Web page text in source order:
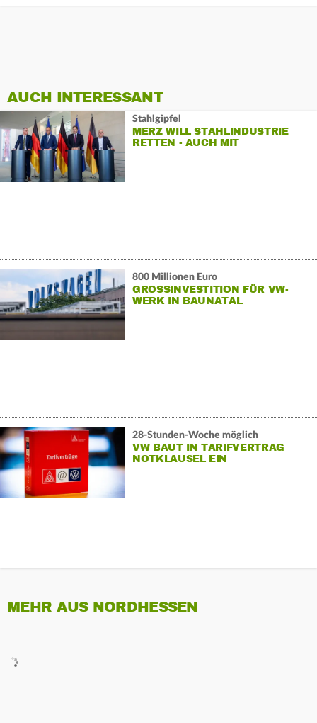
AUCH INTERESSANT
Stahlgipfel
MERZ WILL STAHLINDUSTRIE
RETTEN - AUCH MIT
800 Millionen Euro
GROSSINVESTITION FÜR VW-W
ERK IN BAUNATAL
28-Stunden-Woche möglich
VW BAUT IN TARIFVERTRAG
NOTKLAUSEL EIN
MEHR AUS NORDHESSEN